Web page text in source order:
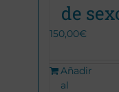
de
150,00€
Añadir
al